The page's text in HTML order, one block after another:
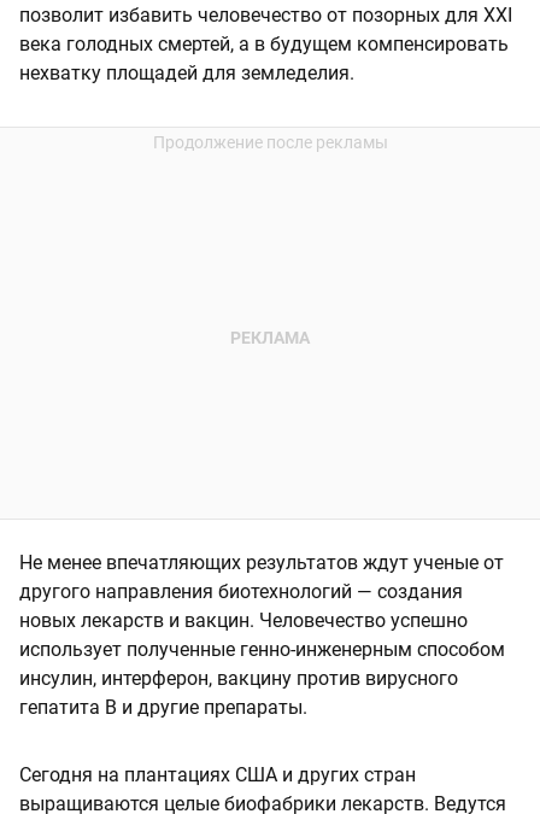
позволит избавить человечество от позорных для XXI
века голодных смертей, а в будущем компенсировать
нехватку площадей для земледелия.
Не менее впечатляющих результатов ждут ученые от
другого направления биотехнологий — создания
новых лекарств и вакцин. Человечество успешно
использует полученные генно-инженерным способом
инсулин, интерферон, вакцину против вирусного
гепатита В и другие препараты.
Сегодня на плантациях США и других стран
выращиваются целые биофабрики лекарств. Ведутся